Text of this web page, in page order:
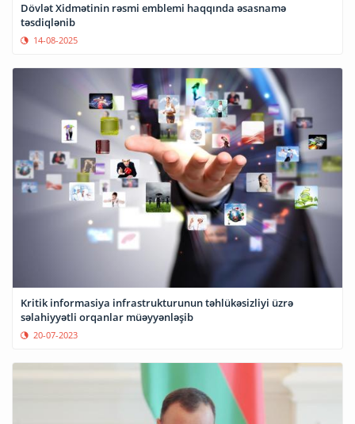
Dövlət Xidmətinin rəsmi emblemi haqqında əsasnamə
təsdiqlənib
14-08-2025
Kritik informasiya infrastrukturunun təhlükəsizliyi üzrə
səlahiyyətli orqanlar müəyyənləşib
20-07-2023